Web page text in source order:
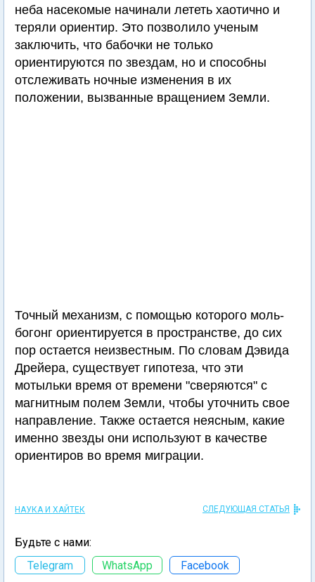
неба насекомые начинали лететь хаотично и
теряли ориентир. Это позволило ученым
заключить, что бабочки не только
ориентируются по звездам, но и способны
отслеживать ночные изменения в их
положении, вызванные вращением Земли.
Точный механизм, с помощью которого моль-
богонг ориентируется в пространстве, до сих
пор остается неизвестным. По словам Дэвида
Дрейера, существует гипотеза, что эти
мотыльки время от времени "сверяются" с
магнитным полем Земли, чтобы уточнить свое
направление. Также остается неясным, какие
именно звезды они используют в качестве
ориентиров во время миграции.
НАУКА И ХАЙТЕК СЛЕДУЮЩАЯ СТАТЬЯ
Будьте с нами:
Telegram
WhatsApp Facebook